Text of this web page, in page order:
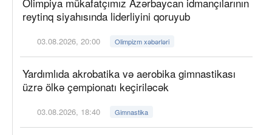
reytinq siyahısında liderliyini qoruyub
03.08.2026, 20:00 Olimpizm xəbərləri
Yardımlıda akrobatika və aerobika gimnastikası
üzrə ölkə çempionatı keçiriləcək
03.08.2026, 18:40 Gimnastika